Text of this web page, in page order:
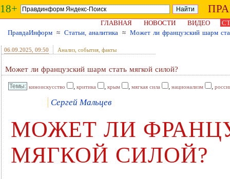
18+
ГЛАВНАЯ НОВОСТИ ВИДЕО
ПравдаИнформ ≈ Статьи, аналитика ≈ Может ли французский шарм
06.09.2025 , 09:50 Анализ, события, факты
Может ли французский шарм стать мягкой силой?
киноискусство , критика , крым , мягкая сила , национализм ,
Сергей Мальцев
МОЖЕТ ЛИ
МЯГКОЙ СИЛОЙ?